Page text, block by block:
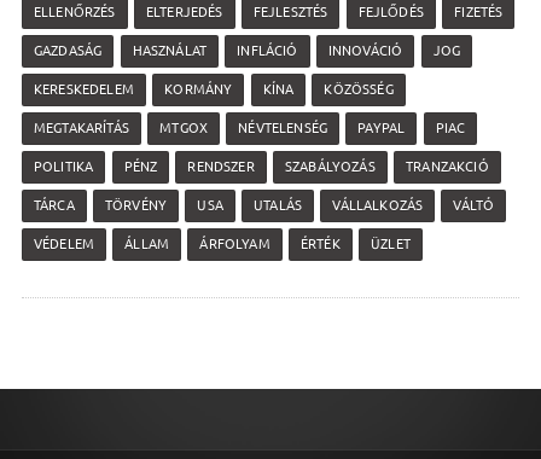
ELLENŐRZÉS ELTERJEDÉS FEJLESZTÉS FEJLŐDÉS FIZETÉS
GAZDASÁG HASZNÁLAT INFLÁCIÓ INNOVÁCIÓ JOG
KERESKEDELEM KORMÁNY KÍNA KÖZÖSSÉG
MEGTAKARÍTÁS MTGOX NÉVTELENSÉG PAYPAL PIAC
POLITIKA PÉNZ RENDSZER SZABÁLYOZÁS TRANZAKCIÓ
TÁRCA TÖRVÉNY USA UTALÁS VÁLLALKOZÁS VÁLTÓ
VÉDELEM ÁLLAM ÁRFOLYAM ÉRTÉK ÜZLET